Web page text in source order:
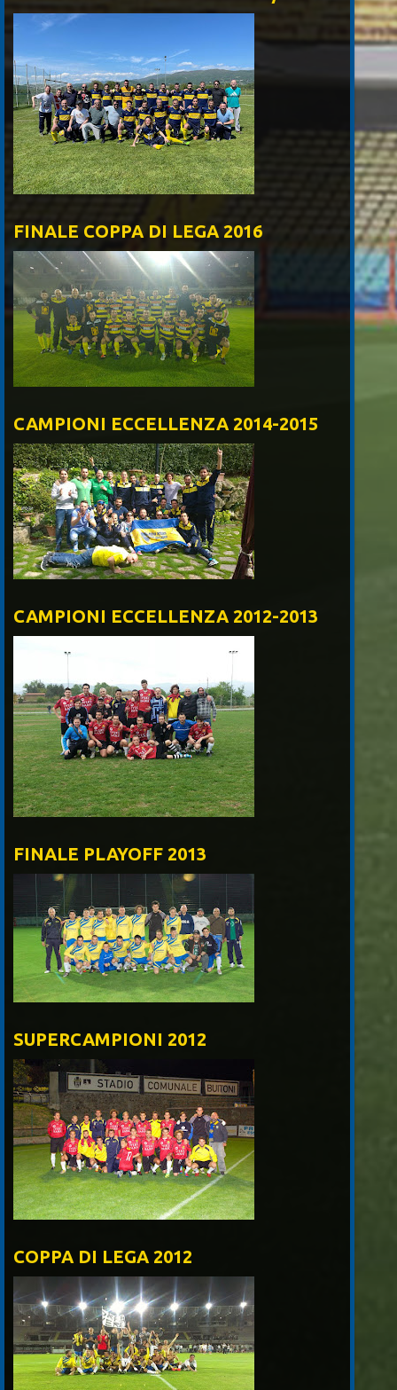
FINALE COPPA DI LEGA 2016
CAMPIONI ECCELLENZA 2014-2015
CAMPIONI ECCELLENZA 2012-2013
FINALE PLAYOFF 2013
SUPERCAMPIONI 2012
COPPA DI LEGA 2012